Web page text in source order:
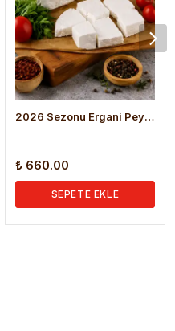
2026 Sezonu Ergani Peynir (Salamura) 1 Kg
₺ 660.00
SEPETE EKLE